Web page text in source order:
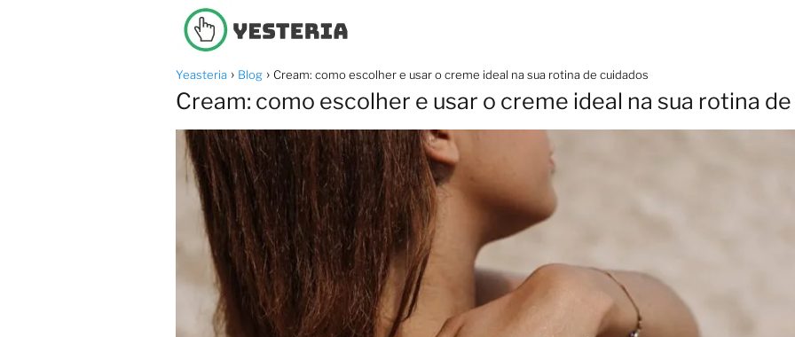
Yeasteria Blog Cream: como escolher e usar o creme ideal na sua rotina de cuidados
Cream: como escolher e usar o creme ideal na sua rotina